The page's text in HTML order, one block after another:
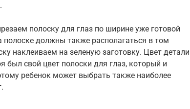
полоску для глаз по ширине уже готовой
полоске должны также располагаться в том
наклеиваем на зеленую заготовку. Цвет детали
свой цвет полоски для глаз, который и
ребенок может выбрать также наиболее